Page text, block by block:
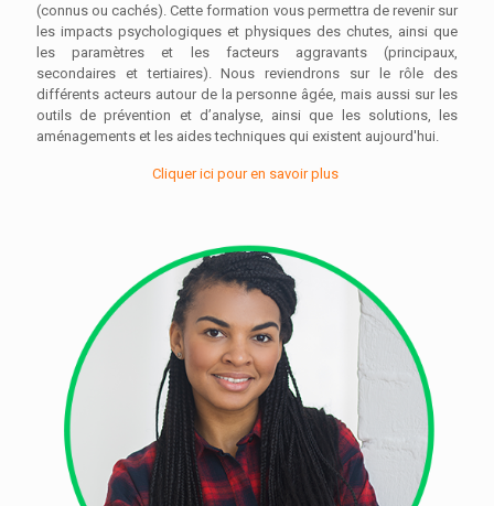
(connus ou cachés). Cette formation vous permettra de revenir sur
les impacts psychologiques et physiques des chutes, ainsi que
les paramètres et les facteurs aggravants (principaux,
secondaires et tertiaires). Nous reviendrons sur le rôle des
différents acteurs autour de la personne âgée, mais aussi sur les
outils de prévention et d’analyse, ainsi que les solutions, les
aménagements et les aides techniques qui existent aujourd'hui.
Cliquer ici pour en savoir plus